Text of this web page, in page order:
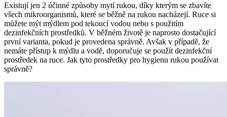
Existují jen 2 účinné způsoby mytí rukou, díky kterým se zbavíte
všech mikroorganismů, které se běžně na rukou nacházejí. Ruce si
můžete mýt mýdlem pod tekoucí vodou nebo s použitím
dezinfekčních prostředků. V běžném životě je naprosto dostačující
první varianta, pokud je provedena správně. Avšak v případě, že
nemáte přístup k mýdlu a vodě, doporučuje se použít dezinfekční
prostředek na ruce. Jak tyto prostředky pro hygienu rukou používat
správně?